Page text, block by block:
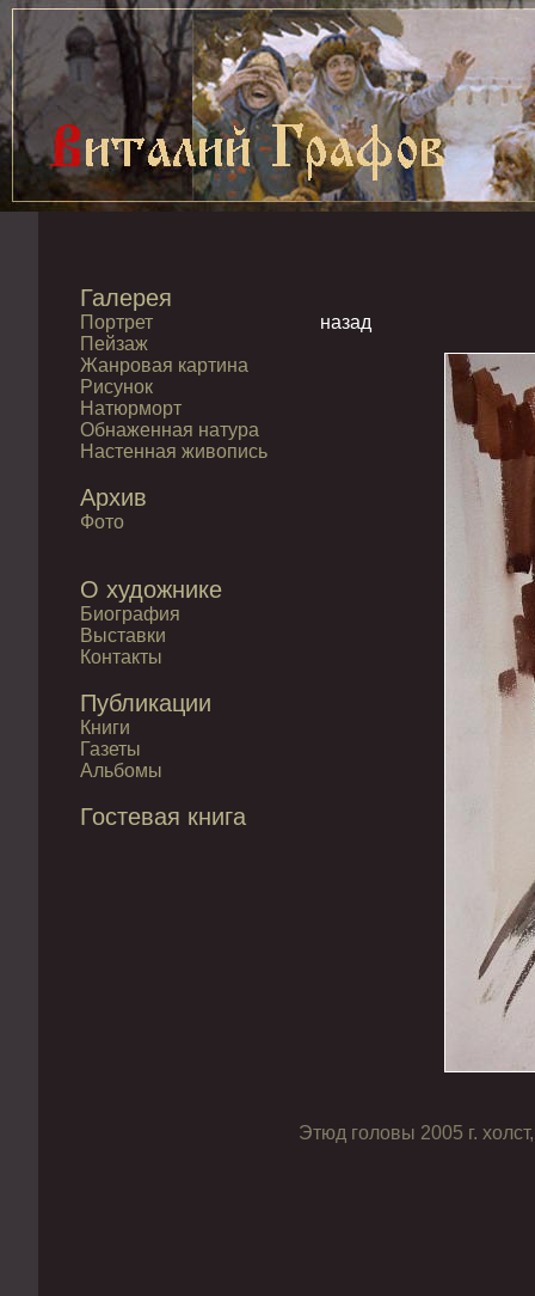
Галерея
Портрет
Пейзаж
Жанровая картина
Рисунок
Натюрморт
Обнаженная натура
Настенная живопись
Архив
Фото
О художнике
Биография
Выставки
Контакты
Публикации
Книги
Газеты
Альбомы
Гостевая книга
назад
Этюд головы 2005 г.